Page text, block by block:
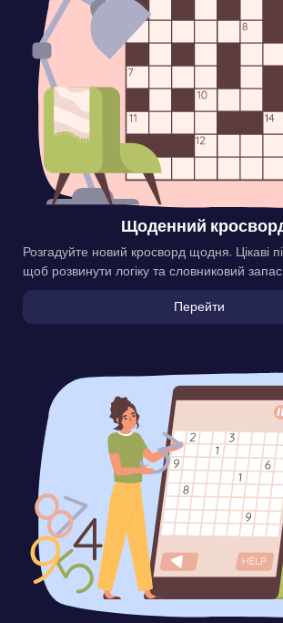
Щоденний
Розгадуйте новий кросворд щодня. Цікаві
щоб розвинути логіку та словниковий запас.
Перейти